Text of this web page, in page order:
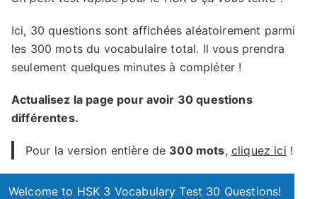
Ici, 30 questions sont affichées aléatoirement parmi
les 300 mots du vocabulaire total. Il vous prendra
seulement quelques minutes à compléter !
Actualisez la page pour avoir 30 questions
différentes.
Pour la version entière de 300 mots, cliquez ici !
Welcome to HSK 3 Vocabulary Test 30 Questions!